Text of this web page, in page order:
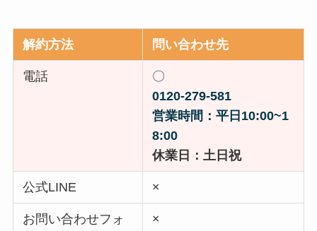
解約方法 問い合わせ先
電話
〇
0120-279-581
営業時間：平日10:00~1
8:00
休業日：土日祝
公式LINE ×
お問い合わせフォ
×